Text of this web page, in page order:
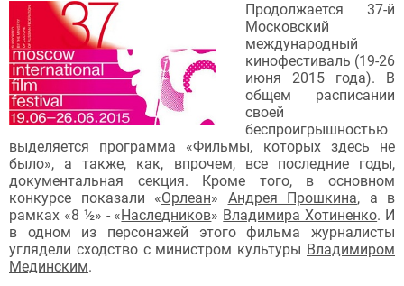
Продолжается 37-й
Московский
международный
кинофестиваль (19-26
июня 2015 года). В
общем расписании
своей
беспроигрышностью
выделяется программа «Фильмы, которых здесь не
было», а также, как, впрочем, все последние годы,
документальная секция. Кроме того, в основном
конкурсе показали «Орлеан» Андрея Прошкина, а в
рамках «8 ½» - «Наследников» Владимира Хотиненко. И
в одном из персонажей этого фильма журналисты
углядели сходство с министром культуры Владимиром
Мединским.